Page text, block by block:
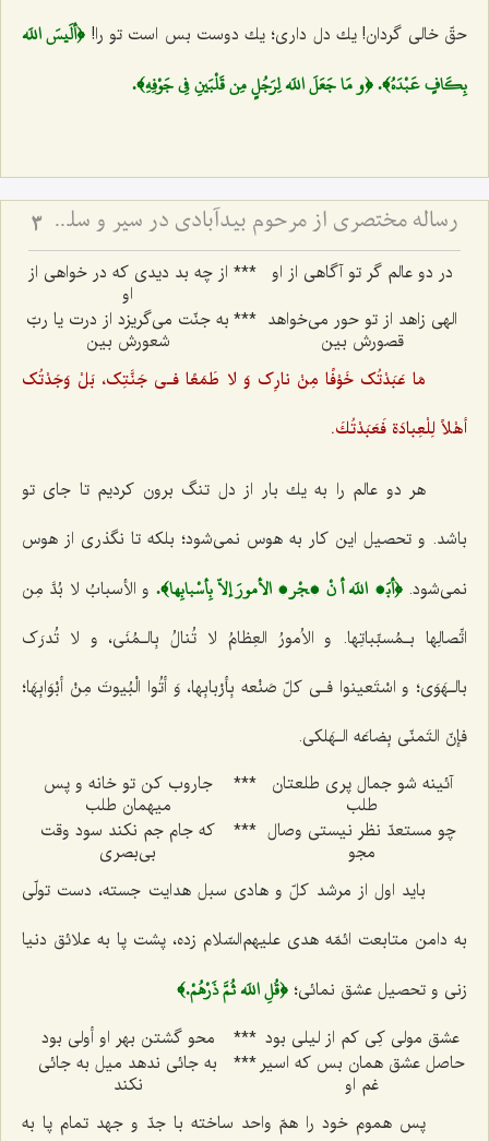
حقّ خالی گردان! یك دل داری؛ یك دوست بس است تو را! ﴿ألَيسَ اللَه
بِكَافٍ عَبْدَهُ﴾. ﴿و مَا جَعَلَ اللَه لِرَجُلٍ مِن قَلْبَينِ فِي جَوْفِهِ﴾.
رساله مختصري از مرحوم بيدآبادي در سير و سلوک الي اللَه 3
در دو عالم گر تو آگاهی از او *** از چه بد دیدی كه در خواهی از
او
الهی زاهد از تو حور می‌خواهد
قصورش بین
*** به‌ جنّت می‌گریزد از‌‌ درت‌ یا ربّ
شعورش بین
مَا عَبَدْتُک خَوْفًا مِنْ نارِک وَ لا طَمَعًا فـی جَنَّتِک، بَلْ وَجَدْتُک
أهْلاً لِلْعِبادَة فَعَبَدْتُكَ.
هر دو عالم را به یك بار از دل تنگ برون كردیم تا جای تو
باشد. و تحصیل این كار به هوس نمی‌شود؛ بلكه تا نگذری از هوس
نمی‌شود.﴿أبَی اللَه أ نْ یجْری الأمورَ إلاّ بِأسْبابِها﴾. و الأسبابُ لا بُدَّ مِن
اتِّصالِها بـمُسبِّباتِها. و الاُمورُ العِظامُ لا تُنالُ بِالـمُنَی، و لا تُدرَک
بالـهَوَی؛ و اسْتَعینوا فـی کلّ صَنْعه بِأرْبابِها، وَ أتُوا الْبُیوتَ مِنْ أبْوَابِهَا؛
فإنّ التَمنّی‌ بِضاعَه الـهَلکی.
آئینه شو جمال پری طلعتان
طلب
***
جاروب كن تو خانه و پس
میهمان طلب
چو مستعدّ نظر نیستی وصال
مجو
***
كه جام جم نكند سود وقت
بی‌بصری
باید اول از مرشد كلّ و هادی سبل هدایت جسته، دست تولّی
به دامن متابعت ائمّه هدی علیهم‌السّلام زده، پشت پا به علائق دنیا
زنی و تحصیل عشق نمائی؛ ﴿قُلِ اللَه ثُمَّ ذَرْهُمْ.﴾
عشق مولی كِی كم از لیلی بود ***
محو گشتن بهر او أولی بود
حاصل عشق همان بس كه اسیر
غم او
***
به جائی ندهد میل به جائی
نكند
پس هموم خود را همّ واحد ساخته با جدّ و جهد تمام پا به